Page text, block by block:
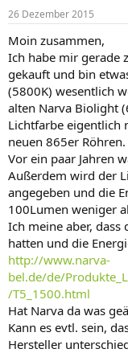
e
r
l
t
a
m
26 Dezember 2015
Moin zusammen,
Ich habe mir gerade
gekauft und bin
(5800K) wesentlich
alten Narva Biolight
Lichtfarbe eigentlich
neuen 865er Röhren.
Vor ein paar Jahren
Außerdem wird der
angegeben und die
100Lumen weniger
Ich meine aber,
hatten und die
http://www.narva-
bel.de/de/
/T5_1500.html
Hat Narva da was
Kann es evtl. sein,
Hersteller